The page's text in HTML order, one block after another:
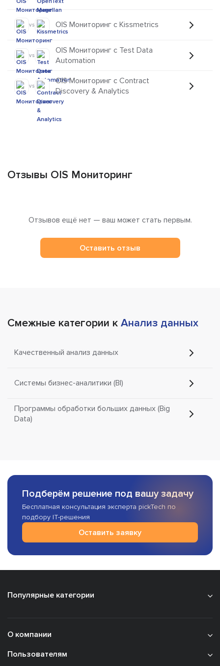
vs OIS Мониторинг с Kissmetrics
vs
OIS Мониторинг с Test Data
Automation
vs
OIS Мониторинг с Contract
Discovery & Analytics
Отзывы OIS Мониторинг
Отзывов ещё нет — ваш может стать первым.
Оставить отзыв
Смежные категории к Анализ данных
Качественный анализ данных
Системы бизнес-аналитики (BI)
Программы обработки больших данных (Big
Data)
Подберём решение под вашу задачу
Бесплатная консультация эксперта pickTech по
подбору IT-решения
Оставить заявку
Популярные категории
О компании
Пользователям